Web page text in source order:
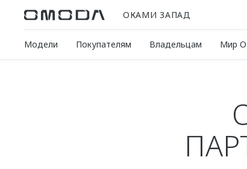
ОКАМИ ЗАПАД
Модели Покупателям Владельцам Мир